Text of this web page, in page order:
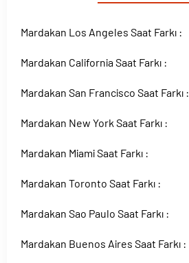
Mardakan Los Angeles Saat Farkı :
Mardakan California Saat Farkı :
Mardakan San Francisco Saat Farkı :
Mardakan New York Saat Farkı :
Mardakan Miami Saat Farkı :
Mardakan Toronto Saat Farkı :
Mardakan Sao Paulo Saat Farkı :
Mardakan Buenos Aires Saat Farkı :